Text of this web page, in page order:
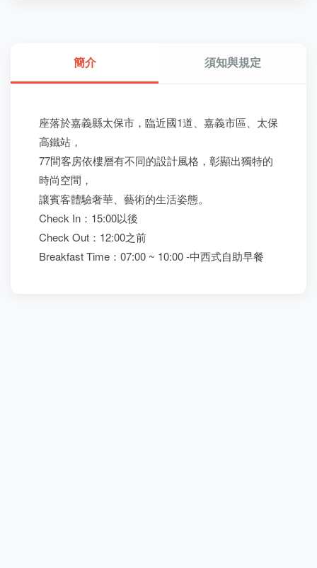
簡介 須知與規定
座落於嘉義縣太保市，臨近國1道、嘉義市區、太保
高鐵站，
77間客房依樓層有不同的設計風格，彰顯出獨特的
時尚空間，
讓賓客體驗奢華、藝術的生活姿態。
Check In：15:00以後
Check Out：12:00之前
Breakfast Time：07:00 ~ 10:00 -中西式自助早餐